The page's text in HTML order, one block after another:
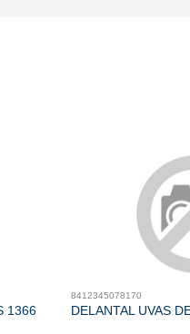
1366
8412345078170
DELANTAL UVAS